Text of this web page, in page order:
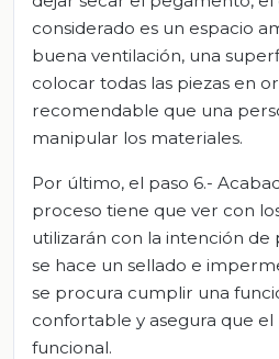
considerado es un espacio
buena ventilación, una
colocar todas las piezas en
recomendable que una
manipular los materiales.
Por último, el paso 6.-
proceso tiene que ver con
utilizarán con la intención
se hace un sellado e
se procura cumplir una
confortable y asegura que
funcional.